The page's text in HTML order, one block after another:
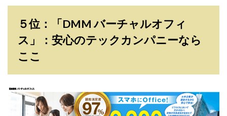
５位：「DMM バーチャルオフィ
ス」：安心のテックカンパニーなら
ここ